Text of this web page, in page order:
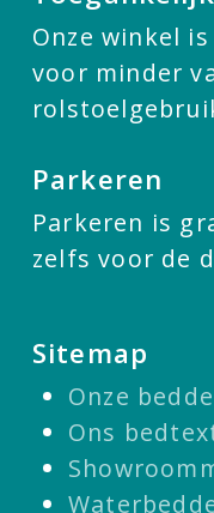
Onze winkel
voor minder
Parkeren
Parkeren is
zelfs voor de
Sitemap
Onze
Ons